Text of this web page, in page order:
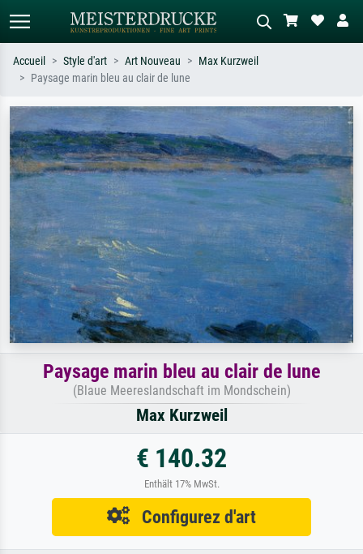
Recherchez par artiste, titre ou style –
ex. Monet, Nuit étoilée,
impressionnisme, vague de Hokusai,
nu.
Décrivez la scène – ex. prairie verte,
abstrait avec beaucoup de rouge,
tableau sombre, nu debout près d'un
arbre.
Accueil Style d'art Art Nouveau
Max Kurzweil
Paysage marin bleu au clair de lune
Paysage marin bleu au clair de lune
(Blaue Meereslandschaft im Mondschein)
Max Kurzweil
€ 140.32
Enthält 17% MwSt.
Configurez d'art